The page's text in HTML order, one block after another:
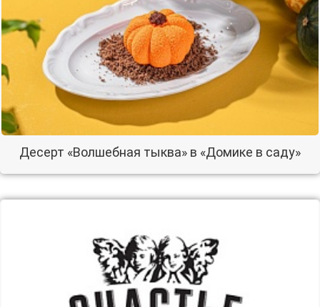
Десерт «Волшебная тыква» в «Домике в саду»